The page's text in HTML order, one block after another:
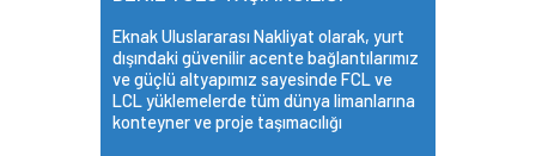
Eknak Uluslararası Nakliyat olarak, yurt
dışındaki güvenilir acente bağlantılarımız
ve güçlü altyapımız sayesinde FCL ve
LCL yüklemelerde tüm dünya limanlarına
konteyner ve proje taşımacılığı